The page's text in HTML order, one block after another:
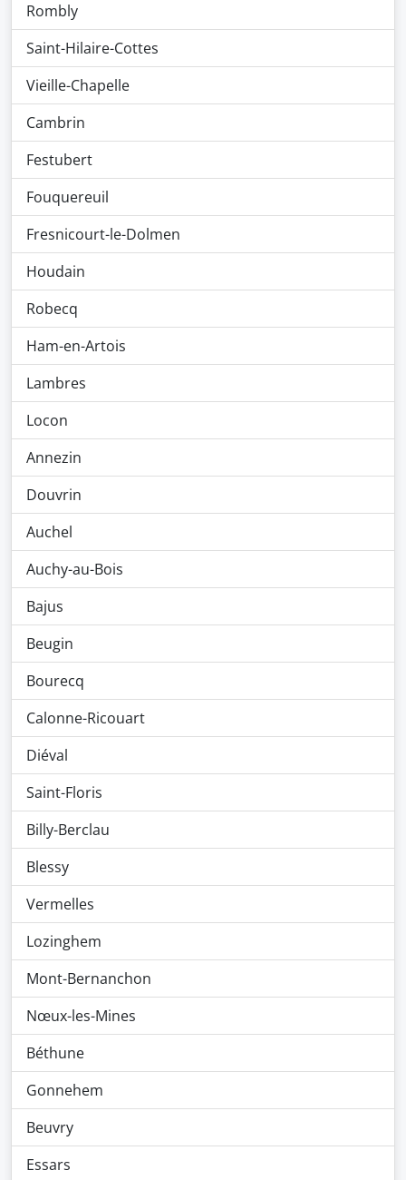
Rombly
Saint-Hilaire-Cottes
Vieille-Chapelle
Cambrin
Festubert
Fouquereuil
Fresnicourt-le-Dolmen
Houdain
Robecq
Ham-en-Artois
Lambres
Locon
Annezin
Douvrin
Auchel
Auchy-au-Bois
Bajus
Beugin
Bourecq
Calonne-Ricouart
Diéval
Saint-Floris
Billy-Berclau
Blessy
Vermelles
Lozinghem
Mont-Bernanchon
Nœux-les-Mines
Béthune
Gonnehem
Beuvry
Essars